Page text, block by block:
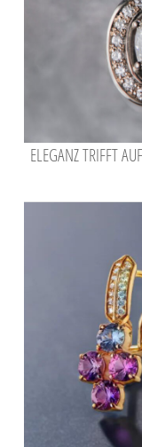
ELEGANZ TRIFFT